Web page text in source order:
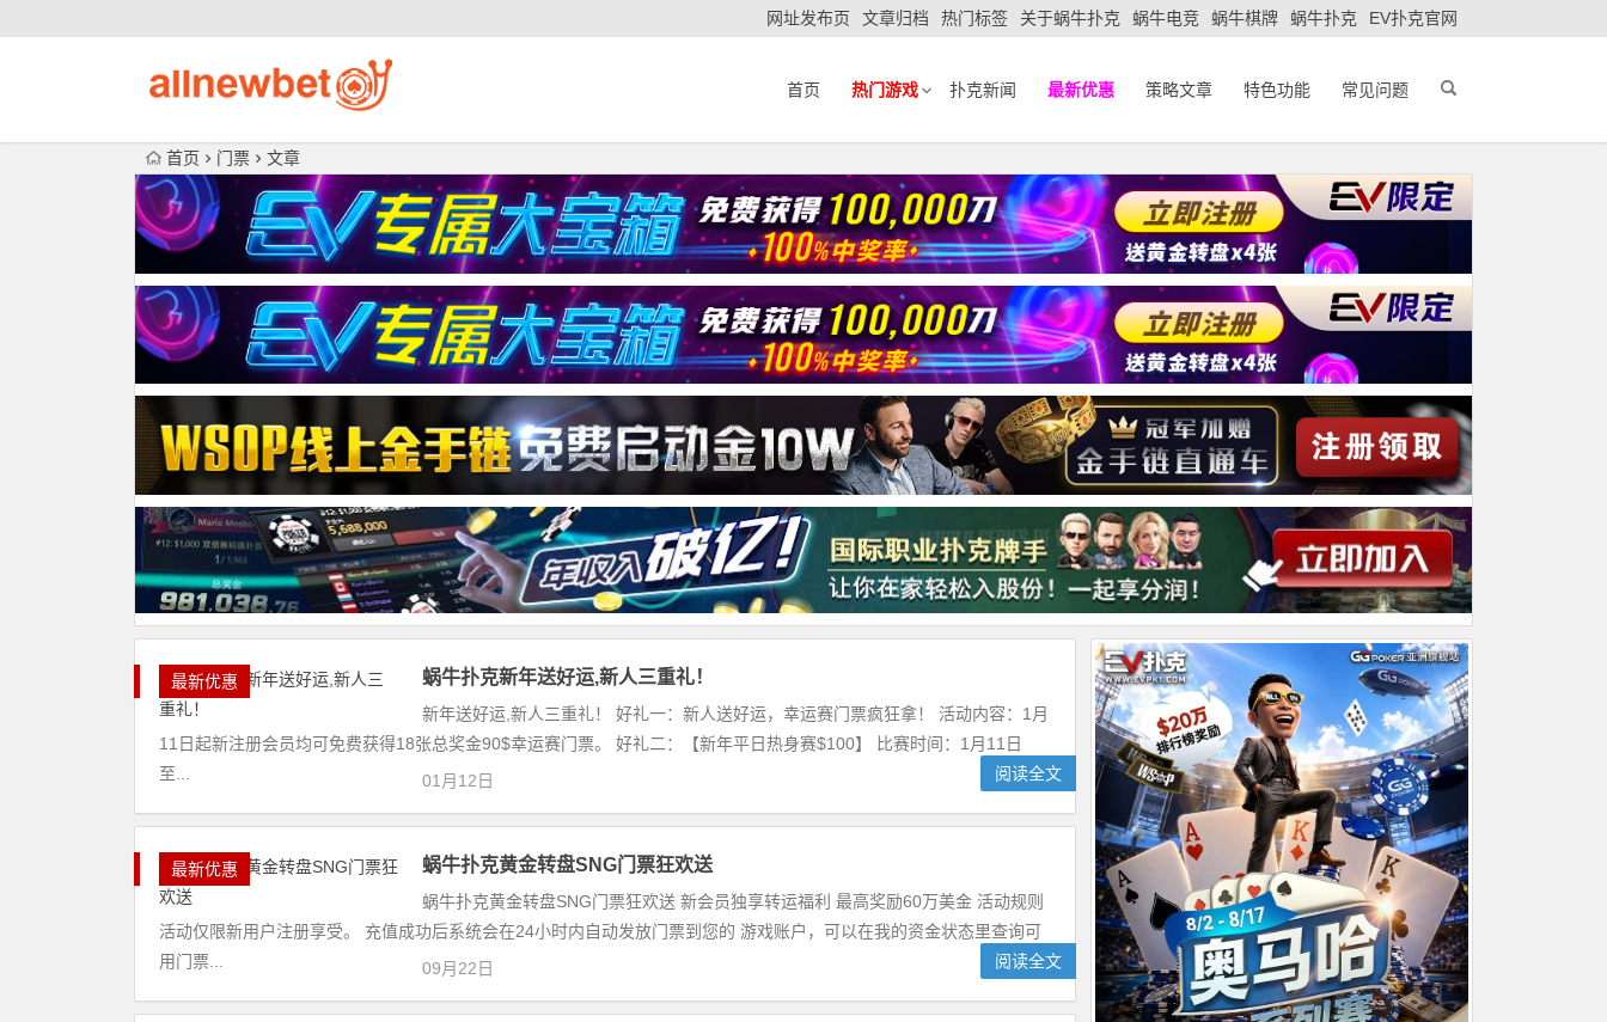
网址发布页 文章归档 热门标签 关于蜗牛扑克 蜗牛电竞 蜗牛棋牌 蜗牛扑克 EV扑克官网
首页 热门游戏 扑克新闻 最新优惠 策略文章 特色功能 常见问题
首页 门票 文章
最新优惠 蜗牛扑克新年送好运,新人三重礼！
新年送好运,新人三重礼！ 好礼一：新人送好运，幸运赛门票疯狂拿！ 活动内容：1月
11日起新注册会员均可免费获得18张总奖金90$幸运赛门票。 好礼二：【新年平日热身赛$100】 比赛时间：1月11日
至...
01月12日 阅读全文
最新优惠 蜗牛扑克黄金转盘SNG门票狂欢送
蜗牛扑克黄金转盘SNG门票狂欢送 新会员独享转运福利 最高奖励60万美金 活动规则
活动仅限新用户注册享受。 充值成功后系统会在24小时内自动发放门票到您的 游戏账户，可以在我的资金状态里查询可
用门票...
09月22日 阅读全文